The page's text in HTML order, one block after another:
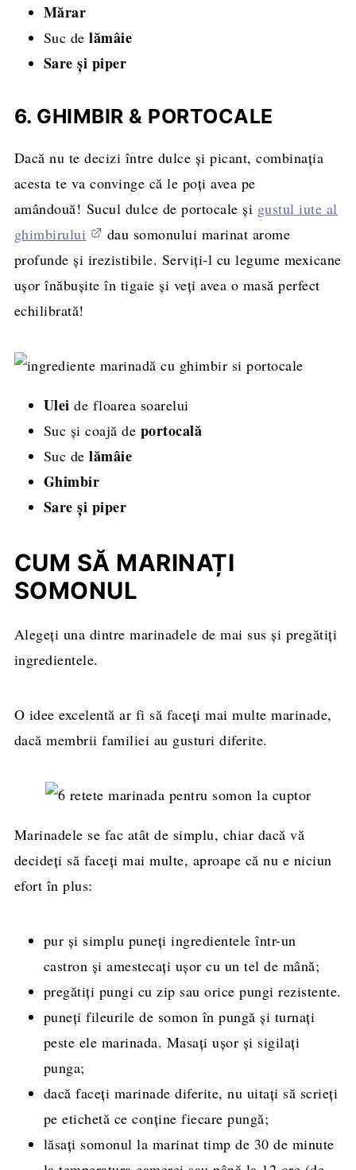
Mărar
Suc delămâie
Sare și piper
6. GHIMBIR & PORTOCALE
Dacă nu te decizi între dulce și picant, combinația
acesta te va convinge că le poți avea pe
amândouă! Sucul dulce de portocale și gustul iute al
ghimbirului
dau somonului marinat arome
profunde și irezistibile. Serviți-l cu legume mexicane
ușor înăbușite în tigaie și veți avea o masă perfect
echilibrată!
Uleide floarea soarelui
Suc și coajă de portocală
Suc delămâie
Ghimbir
Sare și piper
CUM SĂ MARINAȚI
SOMONUL
Alegeți una dintre marinadele de mai sus și pregătiți
ingredientele.
O idee excelentă ar fi să faceți mai multe marinade,
dacă membrii familiei au gusturi diferite.
Marinadele se fac atât de simplu, chiar dacă vă
decideți să faceți mai multe, aproape că nu e niciun
efort în plus:
pur și simplu puneți ingredientele într-un
castron și amestecați ușor cu un tel de mână;
pregătiți pungi cu zip sau orice pungi rezistente.
puneți fileurile de somon în pungă și turnați
peste ele marinada. Masați ușor și sigilați
punga;
dacă faceți marinade diferite, nu uitați să scrieți
pe etichetă ce conține fiecare pungă;
lăsați somonul la marinat timp de 30 de minute